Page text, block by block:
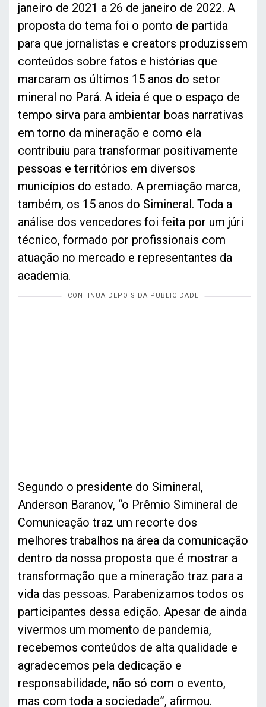
janeiro de 2021 a 26 de janeiro de 2022. A
proposta do tema foi o ponto de partida
para que jornalistas e creators produzissem
conteúdos sobre fatos e histórias que
marcaram os últimos 15 anos do setor
mineral no Pará. A ideia é que o espaço de
tempo sirva para ambientar boas narrativas
em torno da mineração e como ela
contribuiu para transformar positivamente
pessoas e territórios em diversos
municípios do estado. A premiação marca,
também, os 15 anos do Simineral. Toda a
análise dos vencedores foi feita por um júri
técnico, formado por profissionais com
atuação no mercado e representantes da
academia.
Segundo o presidente do Simineral,
Anderson Baranov, “o Prêmio Simineral de
Comunicação traz um recorte dos
melhores trabalhos na área da comunicação
dentro da nossa proposta que é mostrar a
transformação que a mineração traz para a
vida das pessoas. Parabenizamos todos os
participantes dessa edição. Apesar de ainda
vivermos um momento de pandemia,
recebemos conteúdos de alta qualidade e
agradecemos pela dedicação e
responsabilidade, não só com o evento,
mas com toda a sociedade”, afirmou.